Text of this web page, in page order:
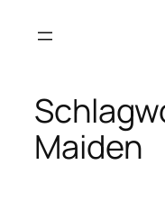
Inhalt
Maiden